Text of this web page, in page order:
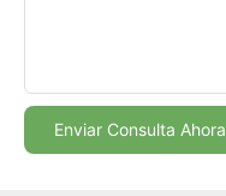
Enviar Consulta Ahora